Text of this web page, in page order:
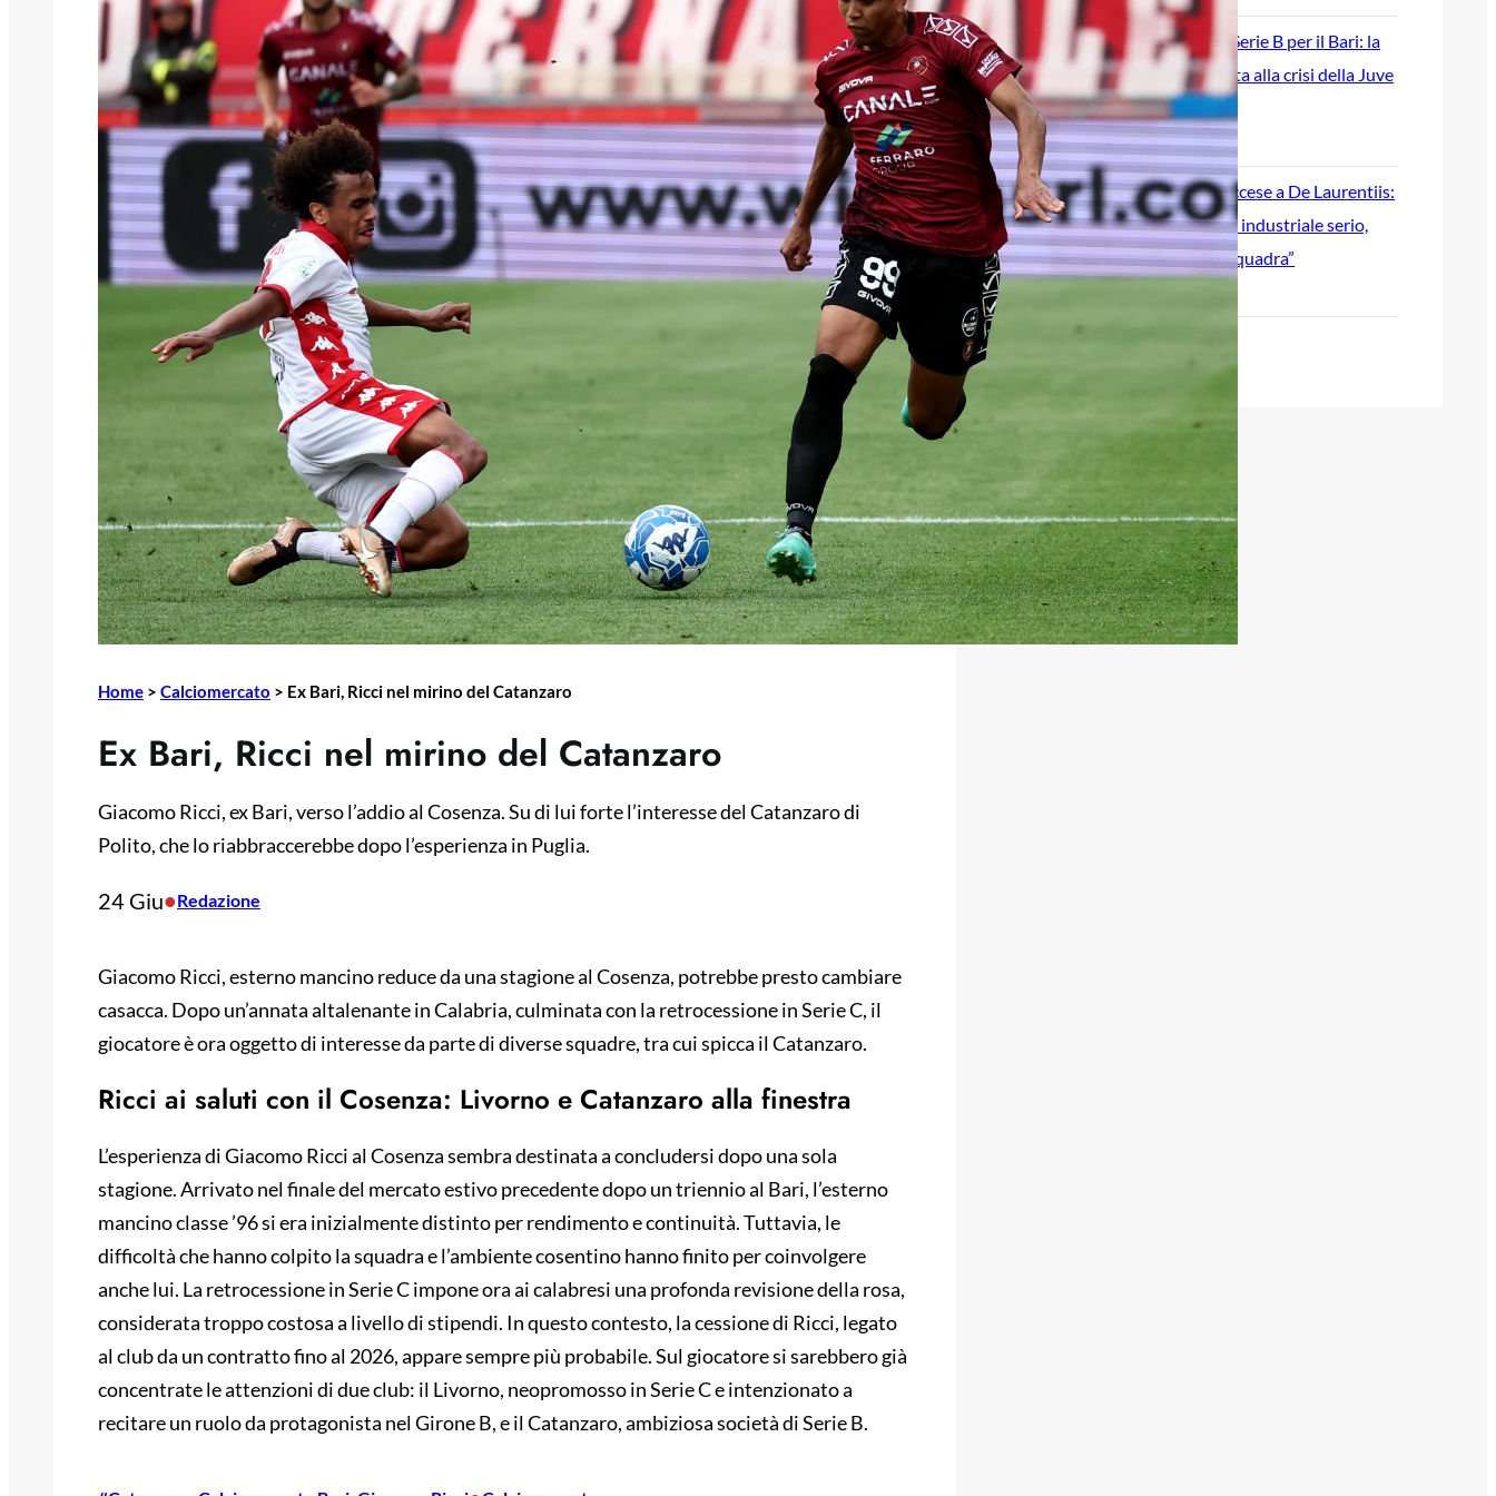
Home > Calciomercato > Ex Bari, Ricci nel mirino del Catanzaro
Ex Bari, Ricci nel mirino del Catanzaro
Giacomo Ricci, ex Bari, verso l’addio al Cosenza. Su di lui forte l’interesse del Catanzaro di
Polito, che lo riabbraccerebbe dopo l’esperienza in Puglia.
24 Giu•Redazione
Giacomo Ricci, esterno mancino reduce da una stagione al Cosenza, potrebbe presto cambiare
casacca. Dopo un’annata altalenante in Calabria, culminata con la retrocessione in Serie C, il
giocatore è ora oggetto di interesse da parte di diverse squadre, tra cui spicca il Catanzaro.
Ricci ai saluti con il Cosenza: Livorno e Catanzaro alla finestra
L’esperienza di Giacomo Ricci al Cosenza sembra destinata a concludersi dopo una sola
stagione. Arrivato nel finale del mercato estivo precedente dopo un triennio al Bari, l’esterno
mancino classe ’96 si era inizialmente distinto per rendimento e continuità. Tuttavia, le
difficoltà che hanno colpito la squadra e l’ambiente cosentino hanno finito per coinvolgere
anche lui. La retrocessione in Serie C impone ora ai calabresi una profonda revisione della rosa,
considerata troppo costosa a livello di stipendi. In questo contesto, la cessione di Ricci, legato
al club da un contratto fino al 2026, appare sempre più probabile. Sul giocatore si sarebbero già
concentrate le attenzioni di due club: il Livorno, neopromosso in Serie C e intenzionato a
recitare un ruolo da protagonista nel Girone B, e il Catanzaro, ambiziosa società di Serie B.
Ripescaggio in Serie B per il Bari: la
speranza è legata alla crisi della Juve
Stabia
28 Maggio 2026
Futuro Bari, Leccese a De Laurentiis:
“Serve un piano industriale serio,
non siamo una seconda squadra”